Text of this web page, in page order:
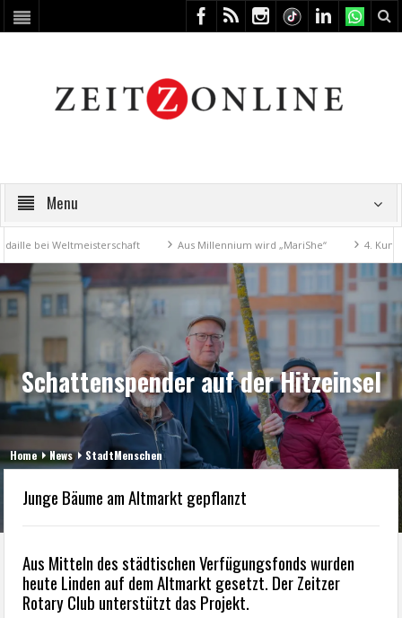
Menu
Aus Millennium wird „MariShe“ 4. Kunstfest
Schattenspender auf der Hitzeinsel
Home News StadtMenschen
Junge Bäume am Altmarkt gepflanzt
Aus Mitteln des städtischen Verfügungsfonds wurden
heute Linden auf dem Altmarkt gesetzt. Der Zeitzer
Rotary Club unterstützt das Projekt.